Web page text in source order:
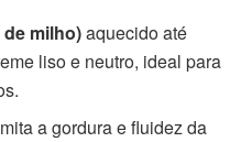
milho)aquecido até
liso e neutro, ideal para
a gordura e fluidez da